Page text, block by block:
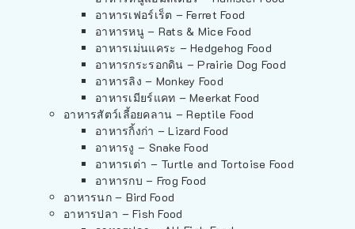
อาหารเฟอร์เร็ต – Ferret Food
อาหารหนู – Rats & Mice Food
อาหารเม่นแคระ – Hedgehog Food
อาหารกระรอกดิน – Prairie Dog Food
อาหารลิง – Monkey Food
อาหารเมียร์แคท – Meerkat Food
อาหารสัตว์เลี้อยคลาน – Reptile Food
อาหารกิ้งก่า – Lizard Food
อาหารงู – Snake Food
อาหารเต่า – Turtle and Tortoise Food
อาหารกบ – Frog Food
อาหารนก – Bird Food
อาหารปลา – Fish Food